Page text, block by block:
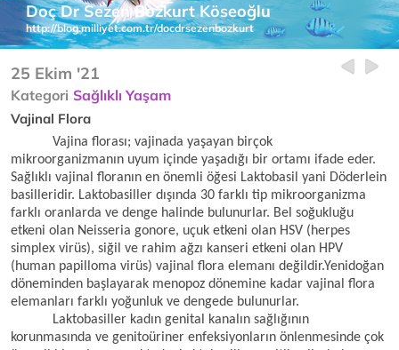
Doç Dr Sezen Bozkurt Köseoğlu
http://blog.milliyet.com.tr/docdrsezenbozkurt
25 Ekim '21
Kategori Sağlıklı Yaşam
Vajinal Flora
Vajina florası; vajinada yaşayan birçok
mikroorganizmanın uyum içinde yaşadığı bir ortamı ifade eder.
Sağlıklı vajinal floranın en önemli öğesi Laktobasil yani Döderlein
basilleridir. Laktobasiller dışında 30 farklı tip mikroorganizma
farklı oranlarda ve denge halinde bulunurlar. Bel soğukluğu
etkeni olan Neisseria gonore, uçuk etkeni olan HSV (herpes
simplex virüs), siğil ve rahim ağzı kanseri etkeni olan HPV
(human papilloma virüs) vajinal flora elemanı değildir.Yenidoğan
döneminden başlayarak menopoz dönemine kadar vajinal flora
elemanları farklı yoğunluk ve dengede bulunurlar.
Laktobasiller kadın genital kanalın sağlığının
korunmasında ve genitoüriner enfeksiyonların önlenmesinde çok